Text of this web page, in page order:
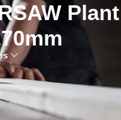
Plant
pjūklas RAZORSAW